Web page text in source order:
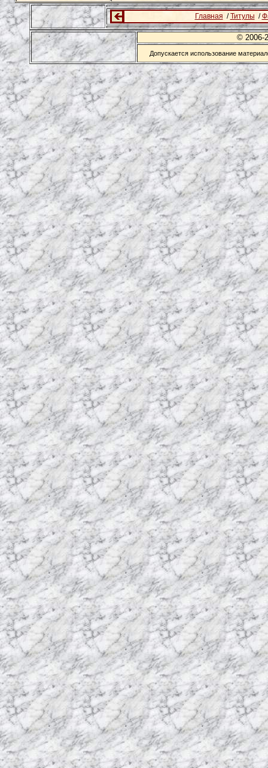
Главная /Титулы /
© 2006-
Допускается использование